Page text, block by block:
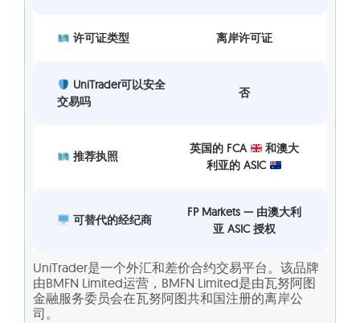
许可证类型 离岸许可证
UniTrader可以安全
交易吗
否
推荐执照
英国的 FCA
和澳大
利亚的 ASIC
可替代的经纪商
FP Markets — 由澳大利
亚 ASIC 授权
UniTrader是一个外汇和差价合约交易平台。该品牌
由BMFN Limited运营，BMFN Limited是由瓦努阿图
金融服务委员会在瓦努阿图共和国注册的离岸公
司。